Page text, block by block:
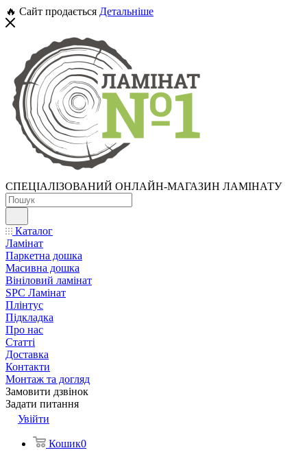
🔥 Сайт продається Детальніше
СПЕЦІАЛІЗОВАНИЙ ОНЛАЙН-МАГАЗИН ЛАМІНАТУ
Каталог
Ламінат
Паркетна дошка
Масивна дошка
Вініловий ламінат
SPC Ламінат
Плінтус
Підкладка
Про нас
Статті
Доставка
Контакти
Монтаж та догляд
Замовити дзвінок
Задати питання
Увійти
Кошик0